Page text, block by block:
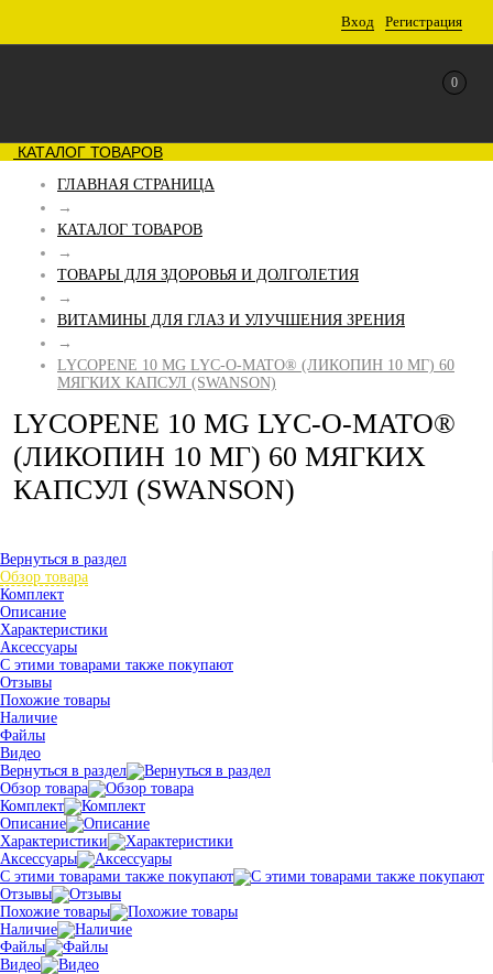
Вход Регистрация
0
КАТАЛОГ ТОВАРОВ
ГЛАВНАЯ СТРАНИЦА
→
КАТАЛОГ ТОВАРОВ
→
ТОВАРЫ ДЛЯ ЗДОРОВЬЯ И ДОЛГОЛЕТИЯ
→
ВИТАМИНЫ ДЛЯ ГЛАЗ И УЛУЧШЕНИЯ ЗРЕНИЯ
→
LYCOPENE 10 MG LYC-O-MATO® (ЛИКОПИН 10 МГ) 60
МЯГКИХ КАПСУЛ (SWANSON)
LYCOPENE 10 MG LYC-O-MATO®
(ЛИКОПИН 10 МГ) 60 МЯГКИХ
КАПСУЛ (SWANSON)
Вернуться в раздел
Обзор товара
Комплект
Описание
Характеристики
Аксессуары
С этими товарами также покупают
Отзывы
Похожие товары
Наличие
Файлы
Видео
Вернуться в раздел
Обзор товара
Комплект
Описание
Характеристики
Аксессуары
С этими товарами также покупают
Отзывы
Похожие товары
Наличие
Файлы
Видео